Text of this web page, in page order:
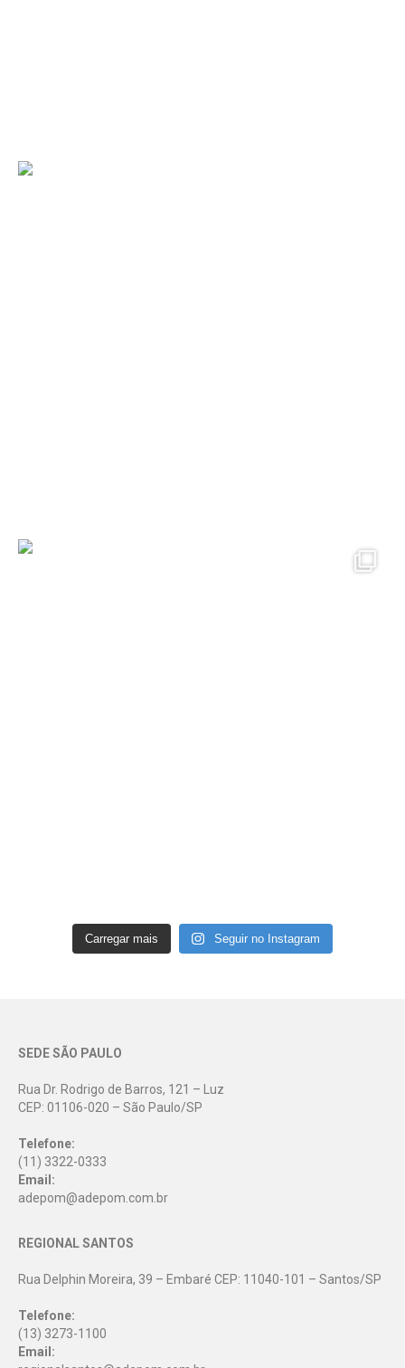
Carregar mais Seguir no Instagram
SEDE SÃO PAULO
Rua Dr. Rodrigo de Barros, 121 – Luz
CEP: 01106-020 – São Paulo/SP
Telefone:
(11) 3322-0333
Email:
adepom@adepom.com.br
REGIONAL SANTOS
Rua Delphin Moreira, 39 – Embaré CEP: 11040-101 – Santos/SP
Telefone:
(13) 3273-1100
Email: